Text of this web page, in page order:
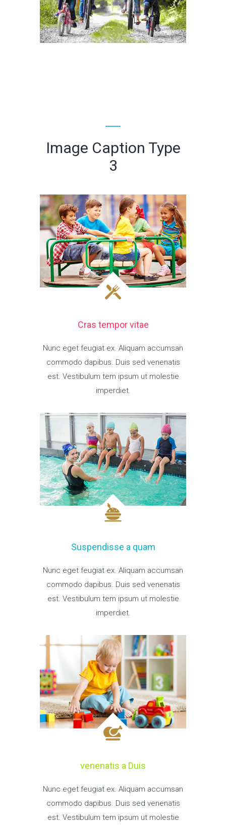
Image Caption Type
3
Cras tempor vitae
Nunc eget feugiat ex. Aliquam accumsan
commodo dapibus. Duis sed venenatis
est. Vestibulum tem ipsum ut molestie
imperdiet.
Suspendisse a quam
Nunc eget feugiat ex. Aliquam accumsan
commodo dapibus. Duis sed venenatis
est. Vestibulum tem ipsum ut molestie
imperdiet.
venenatis a Duis
Nunc eget feugiat ex. Aliquam accumsan
commodo dapibus. Duis sed venenatis
est. Vestibulum tem ipsum ut molestie